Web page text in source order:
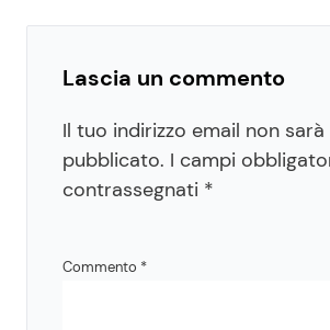
Lascia un commento
Il tuo indirizzo email non sarà
pubblicato. I campi
contrassegnati *
Commento *